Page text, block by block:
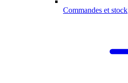
Commandes et stock